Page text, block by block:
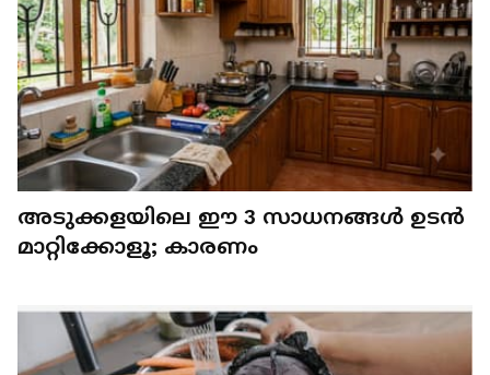
അടുക്കളയിലെ ഈ 3 സാധനങ്ങൾ ഉടൻ
മാറ്റിക്കോളൂ; കാരണം